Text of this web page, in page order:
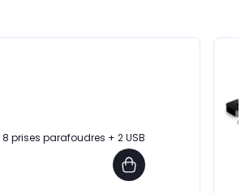
8 prises parafoudres + 2 USB